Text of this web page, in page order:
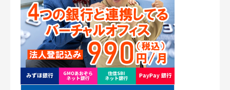
クチコミのタイトル 必須
クチコミ内容 必須
秋葉原
赤坂
渋谷